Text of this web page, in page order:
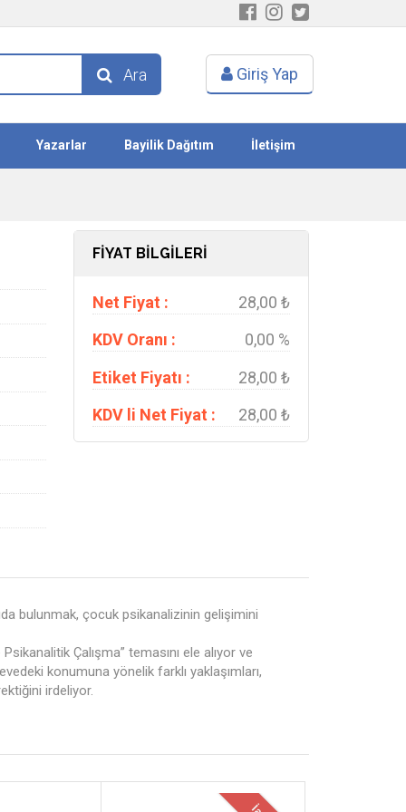
Ara Giriş Yap
Yazarlar Bayilik Dağıtım İletişim
FİYAT BİLGİLERİ
Net Fiyat :
28,00 ₺
KDV Oranı :
0,00 %
Etiket Fiyatı :
28,00 ₺
KDV li Net Fiyat :
28,00 ₺
bulunmak, çocuk psikanalizinin gelişimini
Çalışma” temasını ele alıyor ve
konumuna yönelik farklı yaklaşımları,
irdeliyor.